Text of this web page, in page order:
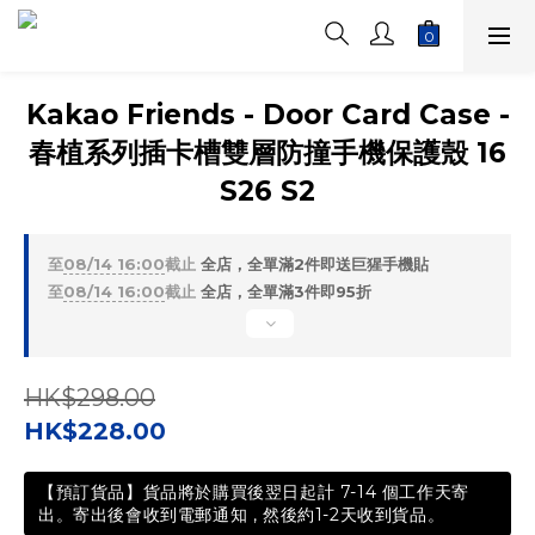
Kakao Friends - Door Card Case -
春植系列插卡槽雙層防撞手機保護殼 16
S26 S2
至08/14 16:00截止 全店，全單滿2件即送巨猩手機貼
至08/14 16:00截止 全店，全單滿3件即95折
HK$298.00
HK$228.00
【預訂貨品】貨品將於購買後翌日起計 7-14 個工作天寄
出。寄出後會收到電郵通知 , 然後約1-2天收到貨品。